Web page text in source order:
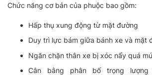
Chức năng cơ bản của phuộc bao gồm:
Hấp thụ xung động từ mặt đường
Duy trì lực bám giữa bánh xe và mặt
Ngăn chặn thân xe bị xóc nẩy quá
Cân bằng phân bố trọng